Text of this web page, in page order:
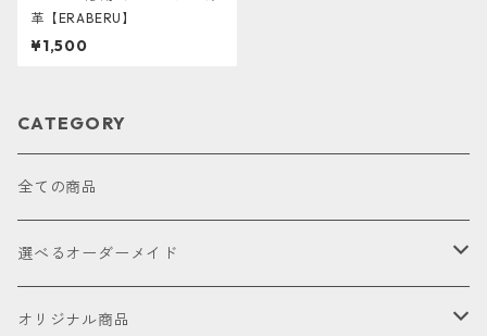
革【ERABERU】
¥1,500
CATEGORY
全ての商品
選べるオーダーメイド
お試し
オリジナル商品